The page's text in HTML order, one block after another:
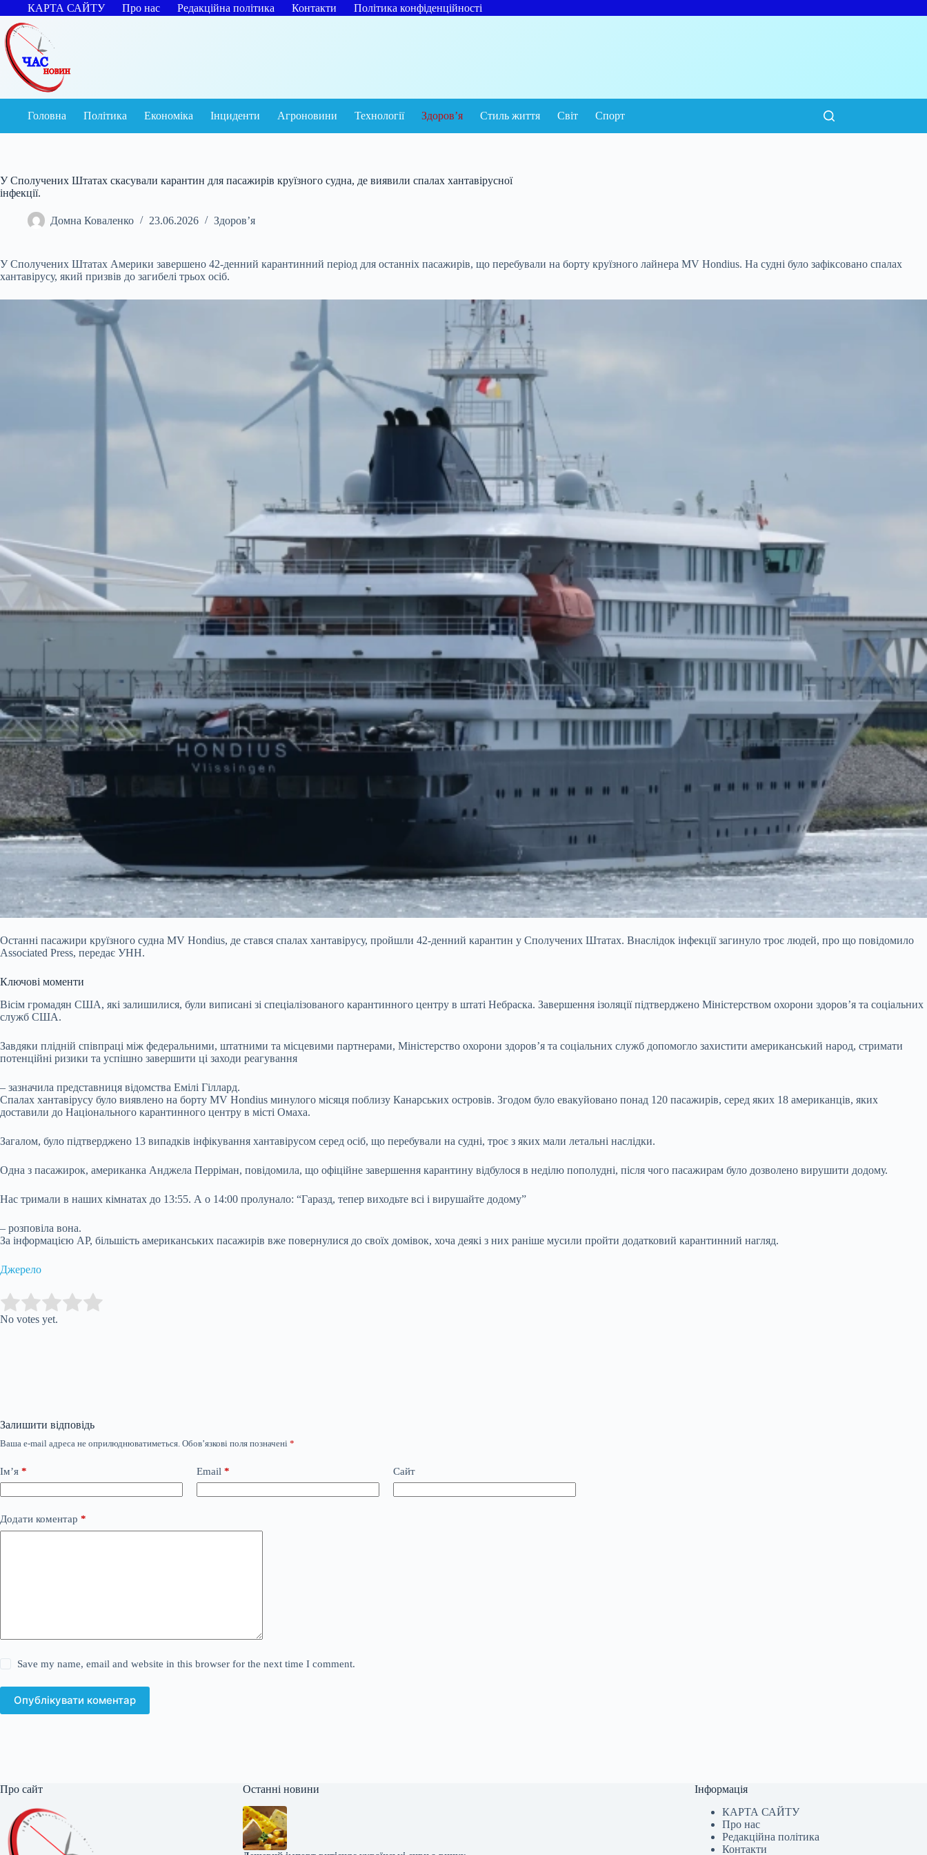
Перейти
до
вмісту
КАРТА САЙТУ Про нас Редакційна політика Контакти Політика конфіденційності
Головна Політика Економіка Інциденти Агроновини Технології Здоров’я Стиль життя Світ Спорт
У Сполучених Штатах скасували карантин для пасажирів круїзного судна, де виявили спалах хантавірусної
інфекції.
Домна Коваленко 23.06.2026 Здоров’я
У Сполучених Штатах Америки завершено 42-денний карантинний період для останніх пасажирів, що перебували на борту круїзного лайнера MV Hondius. На судні було зафіксовано спалах
хантавірусу, який призвів до загибелі трьох осіб.
Останні пасажири круїзного судна MV Hondius, де стався спалах хантавірусу, пройшли 42-денний карантин у Сполучених Штатах. Внаслідок інфекції загинуло троє людей, про що повідомило
Associated Press, передає УНН.
Ключові моменти
Вісім громадян США, які залишилися, були виписані зі спеціалізованого карантинного центру в штаті Небраска. Завершення ізоляції підтверджено Міністерством охорони здоров’я та соціальних
служб США.
Завдяки плідній співпраці між федеральними, штатними та місцевими партнерами, Міністерство охорони здоров’я та соціальних служб допомогло захистити американський народ, стримати
потенційні ризики та успішно завершити ці заходи реагування
– зазначила представниця відомства Емілі Гіллард.
Спалах хантавірусу було виявлено на борту MV Hondius минулого місяця поблизу Канарських островів. Згодом було евакуйовано понад 120 пасажирів, серед яких 18 американців, яких
доставили до Національного карантинного центру в місті Омаха.
Загалом, було підтверджено 13 випадків інфікування хантавірусом серед осіб, що перебували на судні, троє з яких мали летальні наслідки.
Одна з пасажирок, американка Анджела Перріман, повідомила, що офіційне завершення карантину відбулося в неділю пополудні, після чого пасажирам було дозволено вирушити додому.
Нас тримали в наших кімнатах до 13:55. А о 14:00 пролунало: “Гаразд, тепер виходьте всі і вирушайте додому”
– розповіла вона.
За інформацією AP, більшість американських пасажирів вже повернулися до своїх домівок, хоча деякі з них раніше мусили пройти додатковий карантинний нагляд.
Джерело
Rate this item:
No votes yet.
Залишити відповідь
Ваша e-mail адреса не оприлюднюватиметься. Обов’язкові поля позначені *
Ім’я * Email * Сайт
Додати коментар *
Save my name, email and website in this browser for the next time I comment.
Опублікувати коментар
Про сайт Останні новини
Інформація
КАРТА САЙТУ
Про нас
Редакційна політика
Контакти